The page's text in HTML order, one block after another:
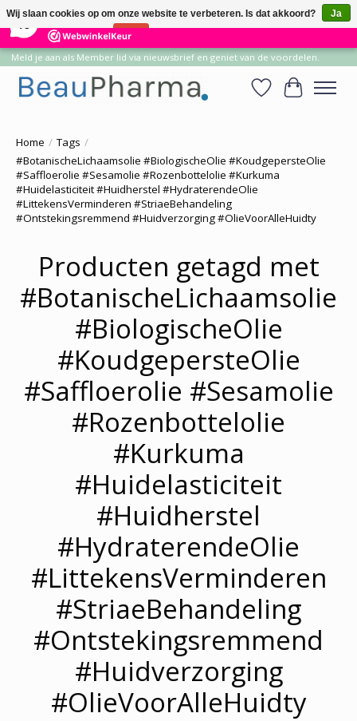
14 Reviews ×
Meld je aan als Member lid via nieuwsbrief en geniet van de voordelen.
Verlanglijst
Home / Tags /
#BotanischeLichaamsolie #BiologischeOlie #KoudgepersteOlie
#Saffloerolie #Sesamolie #Rozenbottelolie #Kurkuma
#Huidelasticiteit #Huidherstel #HydraterendeOlie
#LittekensVerminderen #StriaeBehandeling
#Ontstekingsremmend #Huidverzorging #OlieVoorAlleHuidty
Producten getagd met
#BotanischeLichaamsolie
#BiologischeOlie
#KoudgepersteOlie
#Saffloerolie #Sesamolie
#Rozenbottelolie
#Kurkuma
#Huidelasticiteit
#Huidherstel
#HydraterendeOlie
#LittekensVerminderen
#StriaeBehandeling
#Ontstekingsremmend
#Huidverzorging
#OlieVoorAlleHuidty
Wij slaan cookies op om onze website te verbeteren. Is dat akkoord?
Ja
Nee